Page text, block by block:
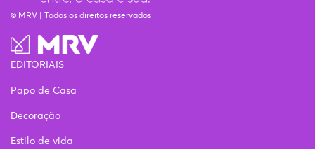
© MRV | Todos os direitos reservados
EDITORIAIS
Papo de Casa
Decoração
Estilo de vida